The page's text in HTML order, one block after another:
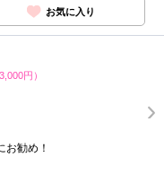
お気に入り
円）
お勧め！